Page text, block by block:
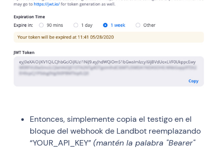
Entonces, simplemente copia el testigo en el
bloque del webhook de Landbot reemplazando
“YOUR_API_KEY”(mantén la palabra "Bearer"